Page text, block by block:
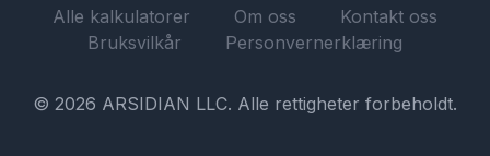
Alle kalkulatorer Om oss
Kontakt oss
Bruksvilkår
Personvernerklæring
© 2026 ARSIDIAN LLC. Alle rettigheter forbeholdt.